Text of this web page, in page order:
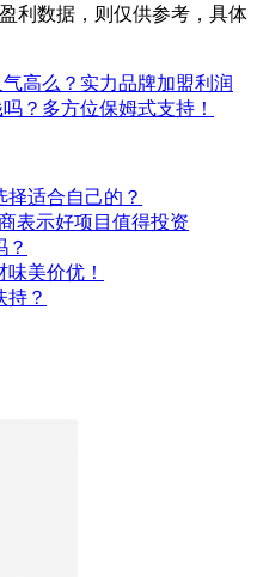
利数据，则仅供参考，具体
高么？实力品牌加盟利润
？多方位保姆式支持！
适合自己的？
表示好项目值得投资
？
美价优！
持？